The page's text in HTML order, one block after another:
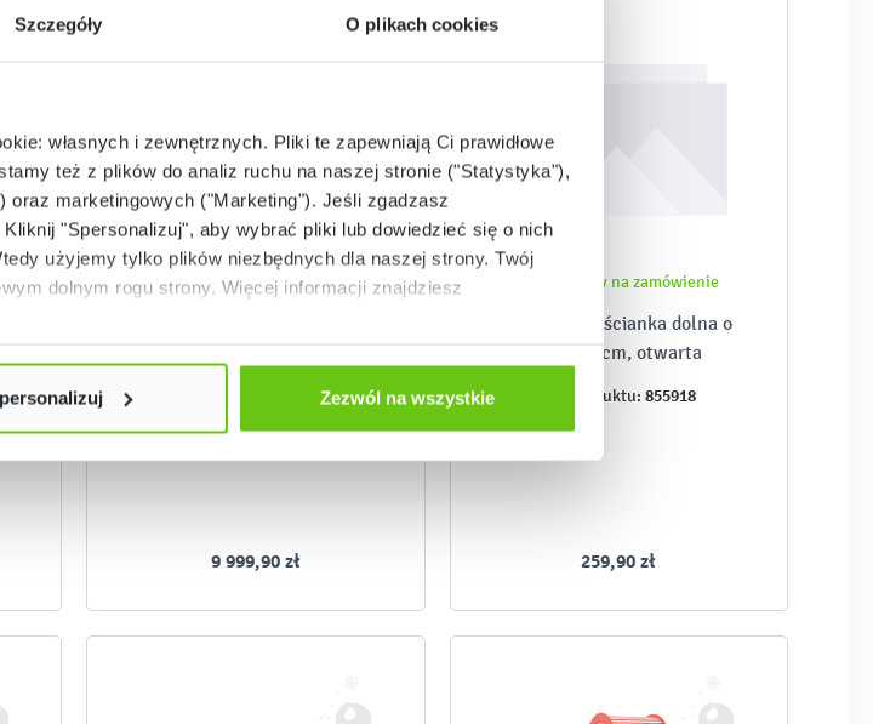
Szczegóły O plikach cookies
własnych i zewnętrznych. Pliki te zapewniają Ci prawidłowe
też z plików do analiz ruchu na naszej stronie ("Statystyka"),
oraz marketingowych ("Marketing"). Jeśli zgadzasz
"Spersonalizuj", aby wybrać pliki lub dowiedzieć się o nich
użyjemy tylko plików niezbędnych dla naszej strony. Twój
dolnym rogu strony. Więcej informacji znajdziesz
Zezwól na wszystkie
Dostępny
532193
9 999,90 zł
Dostępny na zamówienie
ModuPlay - ścianka dolna o
wys. 58 cm, otwarta
Kod produktu: 855918
259,90 zł